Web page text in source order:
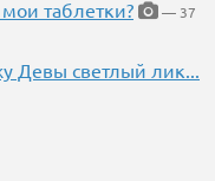
таблетки?
— 37
Девы светлый лик...